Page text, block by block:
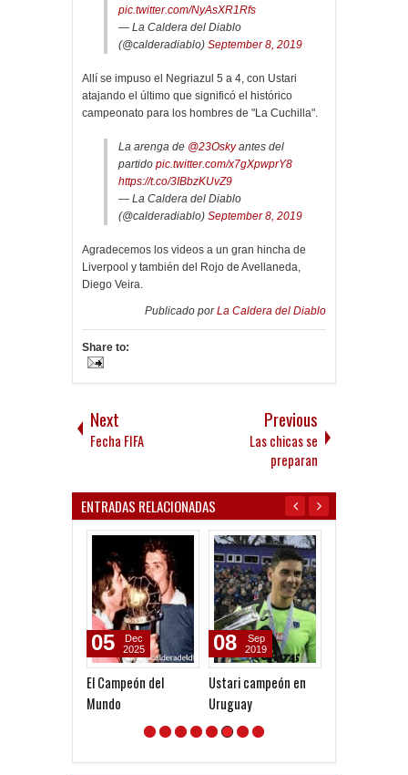
pic.twitter.com/NyAsXR1Rfs
— La Caldera del Diablo
(@calderadiablo) September 8, 2019
Allí se impuso el Negriazul 5 a 4, con Ustari
atajando el último que significó el histórico
campeonato para los hombres de "La Cuchilla".
La arenga de @23Oskyantes del
partido pic.twitter.com/x7gXpwprY8
https://t.co/3IBbzKUvZ9
— La Caldera del Diablo
(@calderadiablo) September 8, 2019
Agradecemos los videos a un gran hincha de
Liverpool y también del Rojo de Avellaneda,
Diego Veira.
Publicado porLa Caldera del Diablo
Share to:
Next
Fecha FIFA
Previous
Las chicas se
preparan
ENTRADAS RELACIONADAS
El Campeón del
Mundo
05
Dec
2025
Ustari campeón en
Uruguay
08
Sep
2019